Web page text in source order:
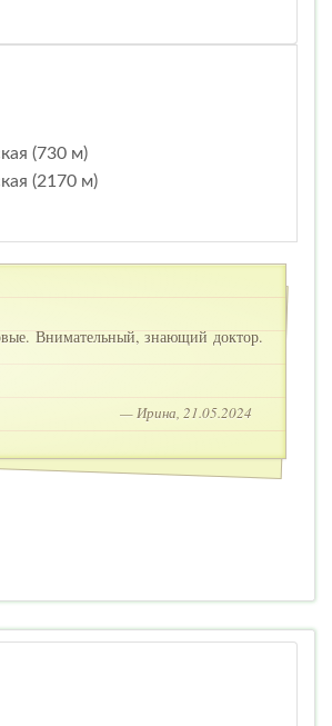
(730 м)
(2170 м)
Внимательный, знающий доктор.
— Ирина, 21.05.2024